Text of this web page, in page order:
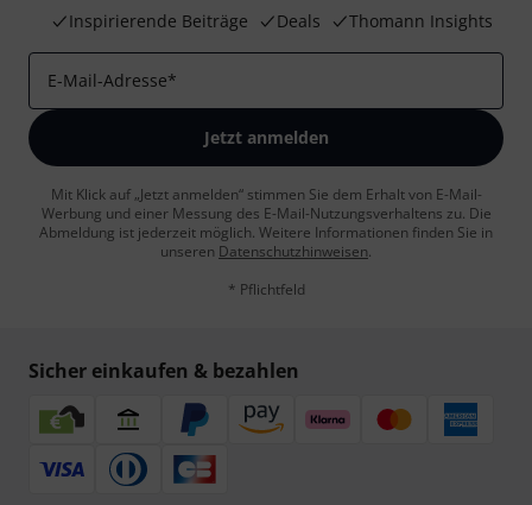
Inspirierende Beiträge
Deals Thomann Insights
E-Mail-Adresse*
Jetzt anmelden
Mit Klick auf „Jetzt anmelden“ stimmen Sie dem Erhalt von E-Mail-
Werbung und einer Messung des E-Mail-Nutzungsverhaltens zu. Die
Abmeldung ist jederzeit möglich. Weitere Informationen finden Sie in
unseren Datenschutzhinweisen.
* Pflichtfeld
Sicher einkaufen & bezahlen